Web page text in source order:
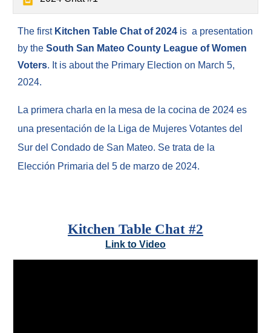
The first Kitchen Table Chat of 2024 is a presentation
by theSouth San Mateo County League of Women
Voters. It is about the Primary Election on March 5,
2024.
La primera charla en la mesa de la cocina de 2024 es
una presentación de la Liga de Mujeres Votantes del
Sur del Condado de San Mateo. Se trata de la
Elección Primaria del 5 de marzo de 2024.
Kitchen Table Chat #2
Link to Video